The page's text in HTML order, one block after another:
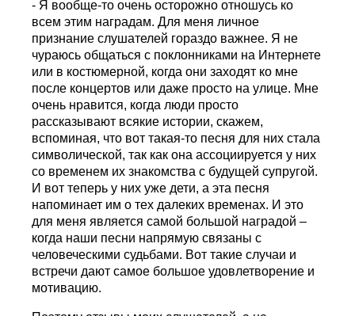
- Я вообще-то очень осторожно отношусь ко
всем этим наградам. Для меня личное
признание слушателей гораздо важнее. Я не
чураюсь общаться с поклонниками на Интернете
или в костюмерной, когда они заходят ко мне
после концертов или даже просто на улице. Мне
очень нравится, когда люди просто
рассказывают всякие истории, скажем,
вспоминая, что вот такая-то песня для них стала
символической, так как она ассоциируется у них
со временем их знакомства с будущей супругой.
И вот теперь у них уже дети, а эта песня
напоминает им о тех далеких временах. И это
для меня является самой большой наградой –
когда наши песни напрямую связаны с
человеческими судьбами. Вот такие случаи и
встречи дают самое большое удовлетворение и
мотивацию.